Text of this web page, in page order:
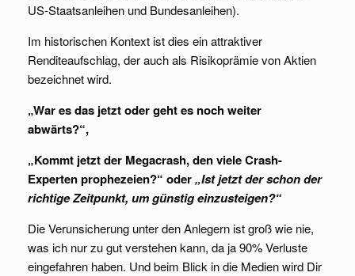
US-Staatsanleihen und Bundesanleihen).
Im historischen Kontext ist dies ein attraktiver
Renditeaufschlag, der auch als Risikoprämie von Aktien
bezeichnet wird.
„War es das jetzt oder geht es noch weiter
abwärts?“,
„Kommt jetzt der Megacrash, den viele Crash-
Experten prophezeien?“ oder„Ist jetzt der schon der
richtige Zeitpunkt, um günstig einzusteigen?“
Die Verunsicherung unter den Anlegern ist groß wie nie,
was ich nur zu gut verstehen kann, da ja 90% Verluste
eingefahren haben. Und beim Blick in die Medien wird Dir